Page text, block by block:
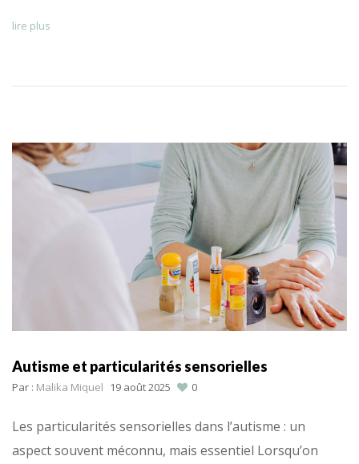
lire plus
Autisme et particularités sensorielles
Par : Malika Miquel 19 août 2025 0
Les particularités sensorielles dans l’autisme : un
aspect souvent méconnu, mais essentiel Lorsqu’on